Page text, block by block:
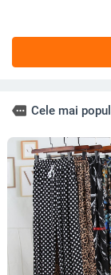
more Cele mai